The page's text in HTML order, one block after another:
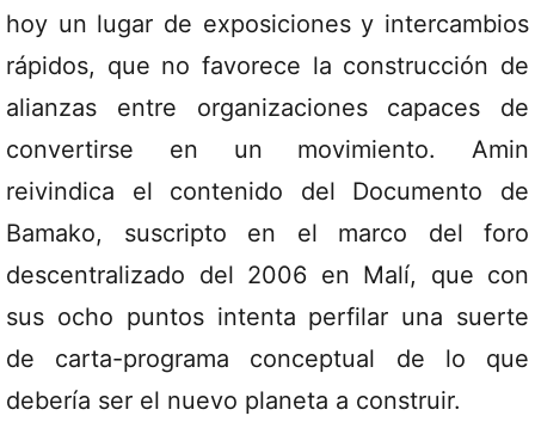
hoy un lugar de exposiciones y intercambios
rápidos, que no favorece la construcción de
alianzas entre organizaciones capaces de
convertirse en un movimiento. Amin
reivindica el contenido del Documento de
Bamako, suscripto en el marco del foro
descentralizado del 2006 en Malí, que con
sus ocho puntos intenta perfilar una suerte
de carta-programa conceptual de lo que
debería ser el nuevo planeta a construir.